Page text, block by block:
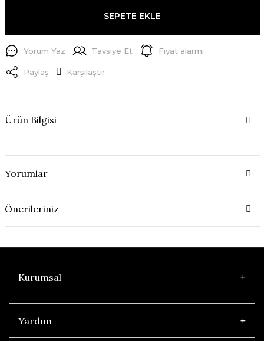
SEPETE EKLE
Yorum Yaz Tavsiye Et Fiyat alarmı
Paylaş Karşılaştır
Ürün Bilgisi
Yorumlar
Önerileriniz
Kurumsal
Yardım